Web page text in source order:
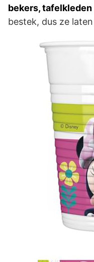
bekers, tafelkleden
bestek, dus ze